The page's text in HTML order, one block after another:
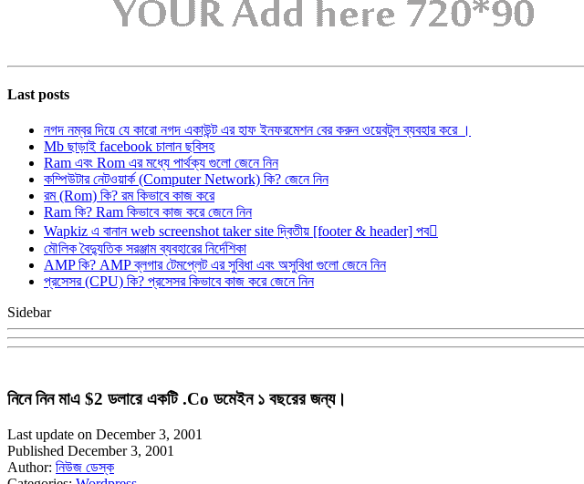
Last posts
নগদ নম্বর দিয়ে যে কারো নগদ একাউন্ট এর হাফ ইনফরমেশন বের করুন ওয়েবটুল ব্যবহার করে ।
Mb ছাড়াই facebook চালান ছবিসহ
Ram এবং Rom এর মধ্যে পার্থক্য গুলো জেনে নিন
কম্পিউটার নেটওয়ার্ক (Computer Network) কি? জেনে নিন
রম (Rom) কি? রম কিভাবে কাজ করে
Ram কি? Ram কিভাবে কাজ করে জেনে নিন
Wapkiz এ বানান web screenshot taker site দ্বিতীয় [footer & header] পব
মৌলিক বৈদ্যুতিক সরঞ্জাম ব্যবহারের নির্দেশিকা
AMP কি? AMP ব্লগার টেমপ্লেট এর সুবিধা এবং অসুবিধা গুলো জেনে নিন
প্রসেসর (CPU) কি? প্রসেসর কিভাবে কাজ করে জেনে নিন
Sidebar
নিনে নিন মাএ $2 ডলারে একটি .Co ডমেইন ১ বছরের জন্য।
Last update on December 3, 2001
Published December 3, 2001
Author: নিউজ ডেস্ক